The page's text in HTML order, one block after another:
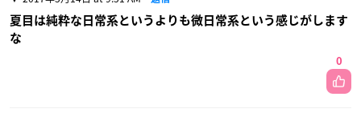
夏目は純粋な日常系というよりも微日常系という感じがします
な
0